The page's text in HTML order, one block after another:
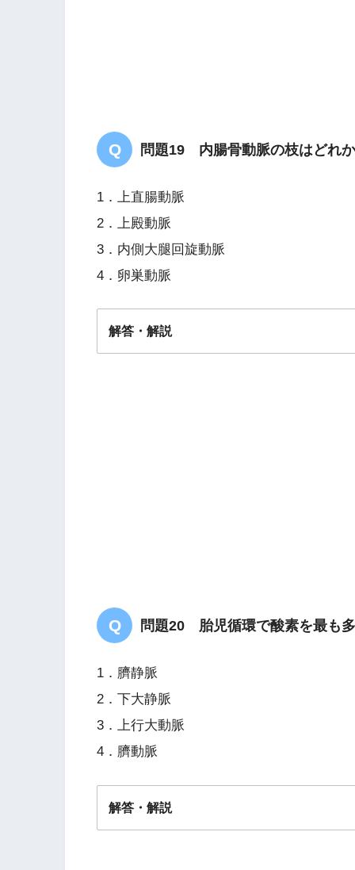
問題19 内腸骨動脈の枝はどれ
1．上直腸動脈
2．上殿動脈
3．内側大腿回旋動脈
4．卵巣動脈
解答・解説
問題20 胎児循環で酸素を最も
1．臍静脈
2．下大静脈
3．上行大動脈
4．臍動脈
解答・解説